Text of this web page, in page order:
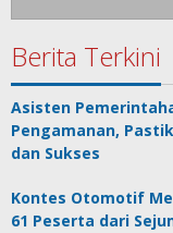
Berita Terkini
Asisten
Pengamanan,
dan Sukses
Kontes Otomotif
61 Peserta dari